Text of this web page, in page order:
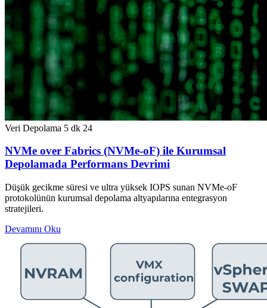
Veri Depolama 5 dk 24
NVMe over Fabrics (NVMe-oF) ile Kurumsal
Depolamada Performans Devrimi
Düşük gecikme süresi ve ultra yüksek IOPS sunan NVMe-oF
protokolünün kurumsal depolama altyapılarına entegrasyon
stratejileri.
Devamını Oku